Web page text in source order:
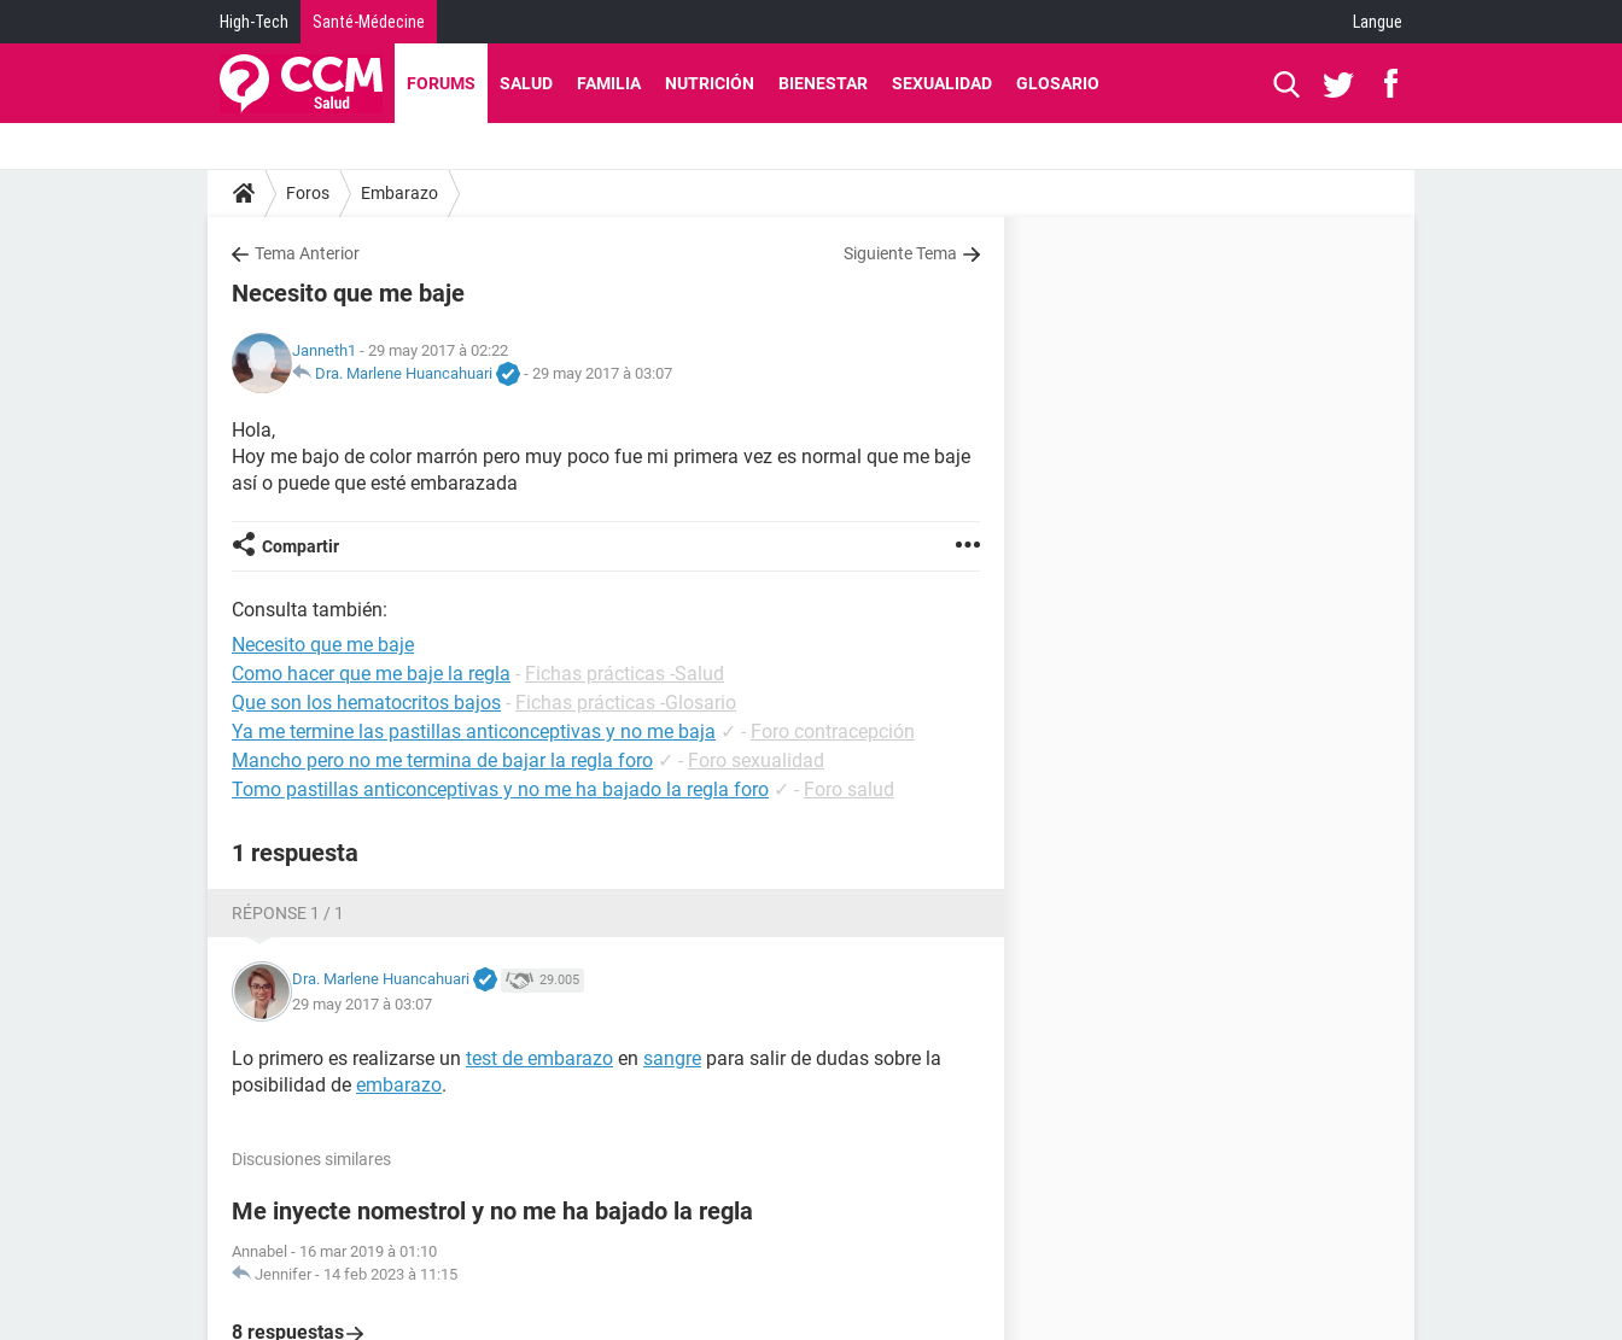
High-Tech Santé-Médecine Langue
FORUMS SALUD FAMILIA NUTRICIÓN BIENESTAR SEXUALIDAD GLOSARIO
Foros Embarazo
Tema Anterior Siguiente Tema
Necesito que me baje
Janneth1 - 29 may 2017 à 02:22
Dra. Marlene Huancahuari
- 29 may 2017 à 03:07
Hola,
Hoy me bajo de color marrón pero muy poco fue mi primera vez es normal que me baje
así o puede que esté embarazada
Compartir
Consulta también:
Necesito que me baje
Como hacer que me baje la regla - Fichas prácticas -Salud
Que son los hematocritos bajos - Fichas prácticas -Glosario
Ya me termine las pastillas anticonceptivas y no me baja ✓ - Foro contracepción
Mancho pero no me termina de bajar la regla foro ✓ - Foro sexualidad
Tomo pastillas anticonceptivas y no me ha bajado la regla foro ✓ - Foro salud
1 respuesta
RÉPONSE 1 / 1
Dra. Marlene Huancahuari 29.005
29 may 2017 à 03:07
Lo primero es realizarse un test de embarazo en sangre para salir de dudas sobre la
posibilidad de embarazo.
Discusiones similares
Me inyecte nomestrol y no me ha bajado la regla
Annabel - 16 mar 2019 à 01:10
Jennifer - 14 feb 2023 à 11:15
8 respuestas